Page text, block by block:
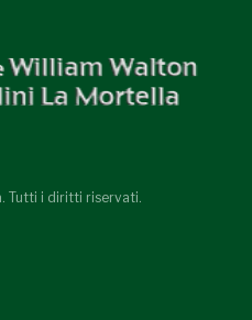
Tutti i diritti riservati.